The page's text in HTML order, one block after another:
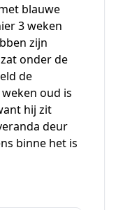
blauwe
3 weken
zijn
onder de
de
oud is
hij zit
deur
binne het is